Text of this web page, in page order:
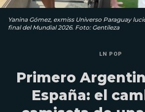
Yanina Gómez, exmiss Universo Paraguay
final del Mundial 2026. Foto: Gentileza
LN POP
Primero
España: el